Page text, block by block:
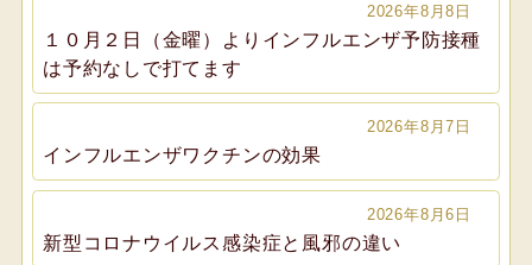
2026年8月8日
１０月２日（金曜）よりインフルエンザ予防接種
は予約なしで打てます
2026年8月7日
インフルエンザワクチンの効果
2026年8月6日
新型コロナウイルス感染症と風邪の違い